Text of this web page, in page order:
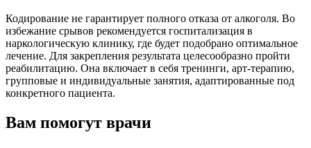
Кодирование не гарантирует полного отказа от алкоголя. Во
избежание срывов рекомендуется госпитализация в
наркологическую клинику, где будет подобрано оптимальное
лечение. Для закрепления результата целесообразно пройти
реабилитацию. Она включает в себя тренинги, арт-терапию,
групповые и индивидуальные занятия, адаптированные под
конкретного пациента.
Вам помогут врачи